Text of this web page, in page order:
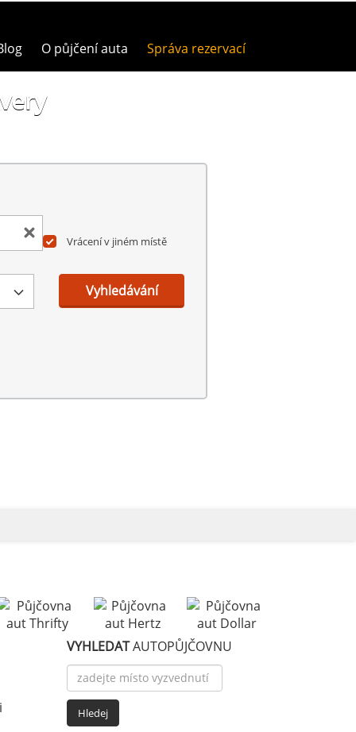
O půjčení auta Správa rezervací
Vrácení v jiném místě
Vyhledávání
VYHLEDATAUTOPŮJČOVNU